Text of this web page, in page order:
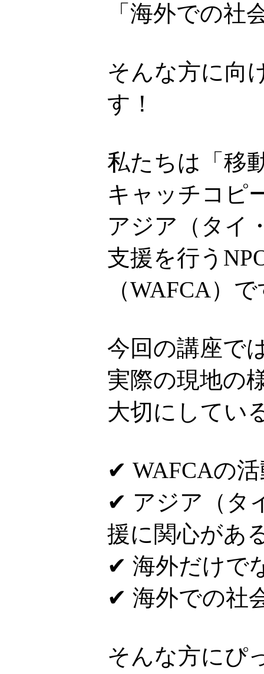
「海外での社
そんな方に向
す！
私たちは「移
キャッチコピ
アジア（タイ
支援を行う
（WAFCA）
今回の講座で
実際の現地の
大切にしてい
✔ WAFCAの
✔ アジア（タ
援に関心があ
✔ 海外だけで
✔ 海外での社
そんな方にぴ